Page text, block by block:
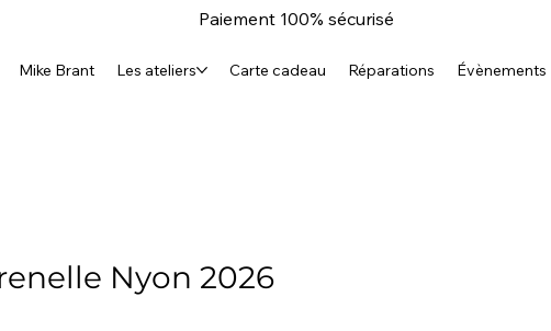
Paiement 100% sécurisé
Mike Brant Les ateliers Carte cadeau Réparations Évènements
Nyon 2026